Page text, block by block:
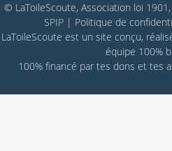
© LaToileScoute, Association loi
SPIP| Politique de
LaToileScoute est un site conçu,
équipe 100%
100% financé par tes dons et tes